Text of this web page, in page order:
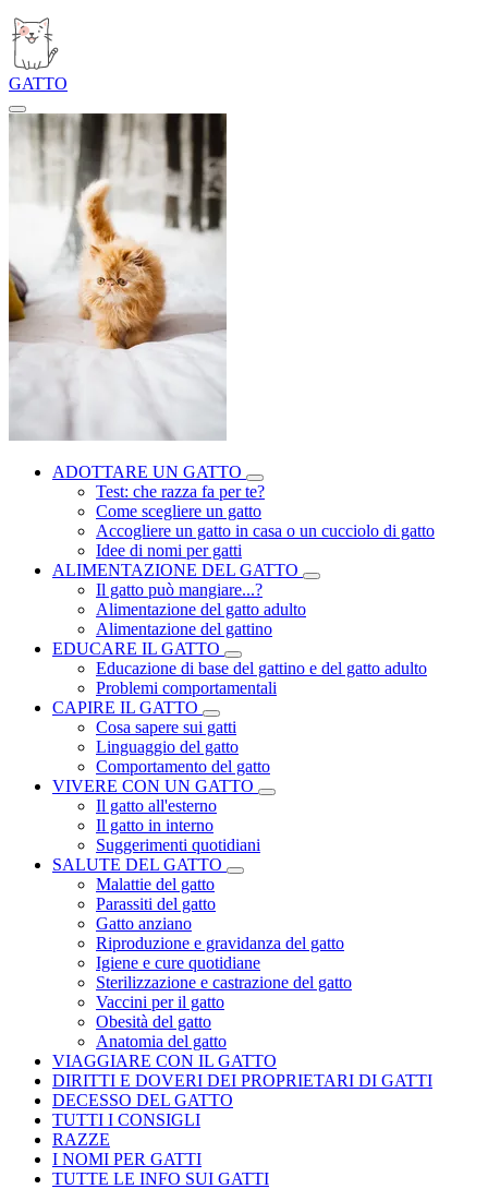
GATTO
ADOTTARE UN GATTO
Test: che razza fa per te?
Come scegliere un gatto
Accogliere un gatto in casa o un cucciolo di gatto
Idee di nomi per gatti
ALIMENTAZIONE DEL GATTO
Il gatto può mangiare...?
Alimentazione del gatto adulto
Alimentazione del gattino
EDUCARE IL GATTO
Educazione di base del gattino e del gatto adulto
Problemi comportamentali
CAPIRE IL GATTO
Cosa sapere sui gatti
Linguaggio del gatto
Comportamento del gatto
VIVERE CON UN GATTO
Il gatto all'esterno
Il gatto in interno
Suggerimenti quotidiani
SALUTE DEL GATTO
Malattie del gatto
Parassiti del gatto
Gatto anziano
Riproduzione e gravidanza del gatto
Igiene e cure quotidiane
Sterilizzazione e castrazione del gatto
Vaccini per il gatto
Obesità del gatto
Anatomia del gatto
VIAGGIARE CON IL GATTO
DIRITTI E DOVERI DEI PROPRIETARI DI GATTI
DECESSO DEL GATTO
TUTTI I CONSIGLI
RAZZE
I NOMI PER GATTI
TUTTE LE INFO SUI GATTI